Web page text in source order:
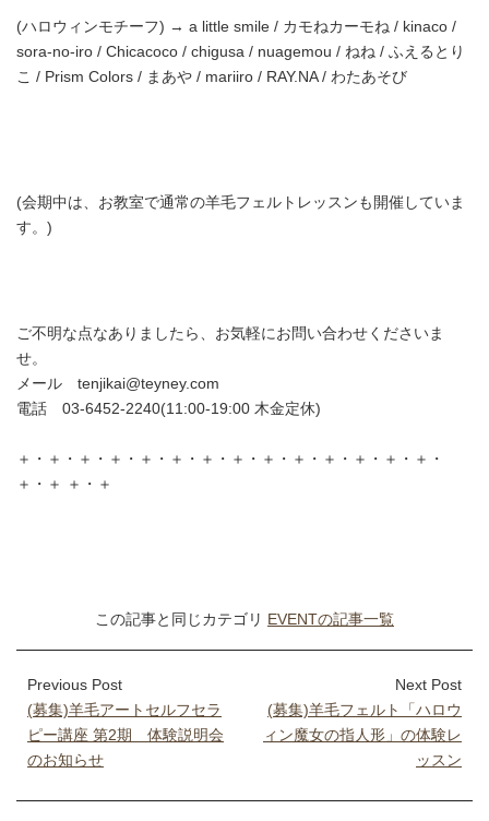
(ハロウィンモチーフ) → a little smile / カモねカーモね / kinaco /
sora-no-iro / Chicacoco / chigusa / nuagemou / ねね / ふえるとり
こ / Prism Colors / まあや / mariiro / RAY.NA / わたあそび
(会期中は、お教室で通常の羊毛フェルトレッスンも開催していま
す。)
ご不明な点なありましたら、お気軽にお問い合わせくださいま
せ。
メール tenjikai@teyney.com
電話 03-6452-2240(11:00-19:00 木金定休)
＋・＋・＋・＋・＋・＋・＋・＋・＋・＋・＋・＋・＋・＋・
＋・＋ ＋・＋
この記事と同じカテゴリ EVENTの記事一覧
Previous Post
(募集)羊毛アートセルフセラ
ピー講座 第2期 体験説明会
のお知らせ
Next Post
(募集)羊毛フェルト「ハロウ
ィン魔女の指人形」の体験レ
ッスン